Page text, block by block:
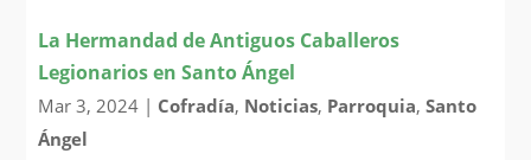
La Hermandad de Antiguos Caballeros
Legionarios en Santo Ángel
Mar 3, 2024 | Cofradía, Noticias, Parroquia,Santo
Ángel